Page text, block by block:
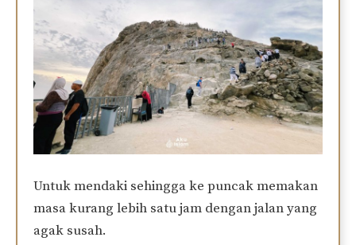
Untuk mendaki sehingga ke puncak memakan
masa kurang lebih satu jam dengan jalan yang
agak susah.